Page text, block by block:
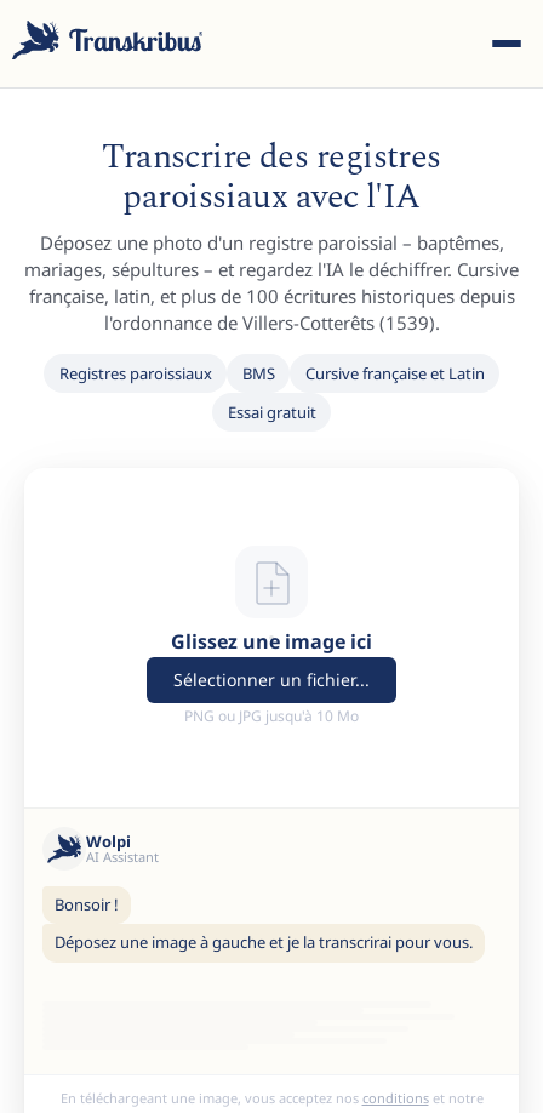
ESC
Commencez à taper pour rechercher parmi les modèles,
Transcrire des registres
paroissiaux avec l'IA
Déposez une photo d'un registre paroissial – baptêmes,
mariages, sépultures – et regardez l'IA le déchiffrer. Cursive
française, latin, et plus de 100 écritures historiques depuis
l'ordonnance de Villers-Cotterêts (1539).
Registres paroissiaux BMS
Cursive française et Latin
Essai gratuit
Glissez une image ici
Sélectionner un fichier...
PNG ou JPG jusqu'à 10 Mo
Wolpi
AI Assistant
Bonsoir !
Déposez une image à gauche et je la transcrirai pour vous.
En téléchargeant une image, vous acceptez nos conditionset notre